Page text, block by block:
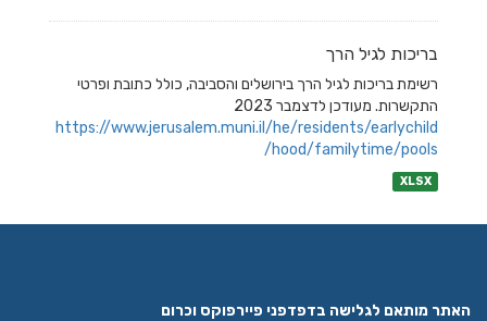
בריכות לגיל הרך
רשימת בריכות לגיל הרך בירושלים והסביבה, כולל כתובת ופרטי
התקשרות. מעודכן לדצמבר 2023
https://www.jerusalem.muni.il/he/residents/earlychild
hood/familytime/pools/
XLSX
האתר מותאם לגלישה בדפדפני פיירפוקס וכרום